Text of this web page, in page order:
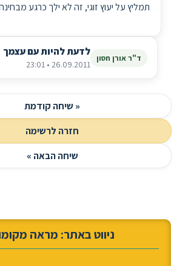
תמליץ על יעוץ זוגי, זה לא ילך כרגע
ד"ר אורן חסון לדעת להיות עם עצמך
26.09.2011 • 23:01
« שיחה קודמת
חזרה לרשימה
שיחה הבאה »
ניווט באתר: מראה